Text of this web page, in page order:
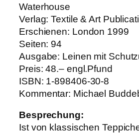
Waterhouse
Verlag: Textile & Art
Erschienen: London 1999
Seiten: 94
Ausgabe: Leinen mit
Preis: 48.– engl.Pfund
ISBN: 1-898406-30-8
Kommentar: Michael
Besprechung:
Ist von klassischen